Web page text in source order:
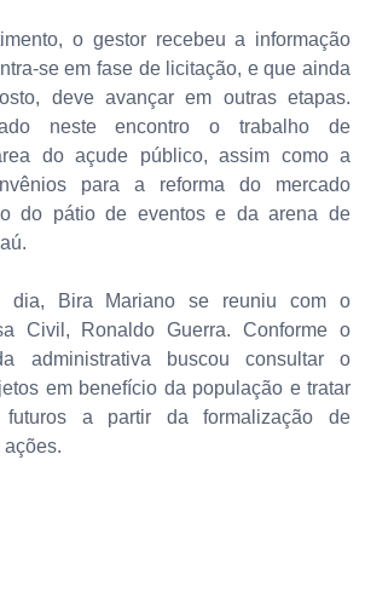
o gestor recebeu a informação
se em fase de licitação, e que ainda
deve avançar em outras etapas.
neste encontro o trabalho de
do açude público, assim como a
para a reforma do mercado
do pátio de eventos e da arena de
dia, Bira Mariano se reuniu com o
Civil, Ronaldo Guerra. Conforme o
administrativa buscou consultar o
em benefício da população e tratar
futuros a partir da formalização de